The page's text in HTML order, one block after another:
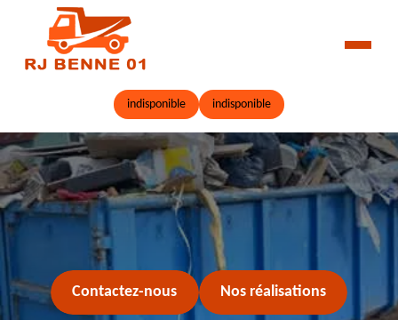
indisponible indisponible
Contactez-nous Nos réalisations